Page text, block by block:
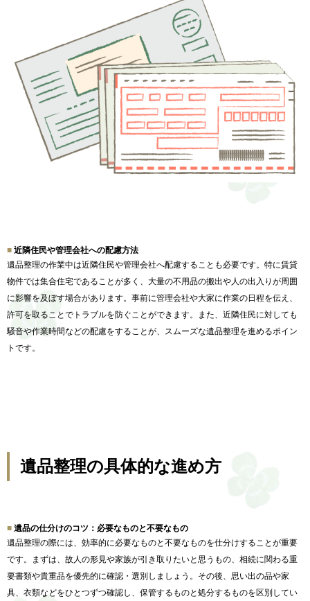
近隣住民や管理会社への配慮方法
遺品整理の作業中は近隣住民や管理会社へ配慮することも必要です。特に賃貸
物件では集合住宅であることが多く、 大量の不用品の搬出や人の出入りが周囲
に影響を及ぼす場合があり ます。事前に管理会社や大家に作業の日程を伝え、
許可を取ることでトラブルを防ぐことができます。また、 近隣住民に対しても
騒音や作業時間などの配慮をすることが、
スムーズな遺品整理を進めるポイン
トです。
遺品整理の具体的な進め方
遺品の仕分けのコツ：必要なものと不要なもの
遺品整理の際には、 効率的に必要なものと不要なものを仕分けすることが重要
です。
まずは、故人の形見や家族が引き取りたいと思うもの、 相続に関わる重
要書類や貴重品を優先的に確認・選別しましょう。 その後、思い出の品や家
具、衣類などをひとつずつ確認し、 保管するものと処分するものを区別してい